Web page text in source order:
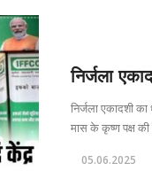
निर्जला
निर्जला एकादशी
मास के कृष्ण पक्ष की
05.06.2025